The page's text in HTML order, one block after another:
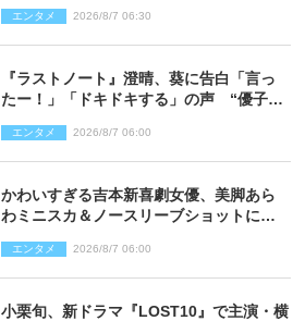
エンタメ 2026/8/7 06:30
『ラストノート』澄晴、葵に告白「言っ
たー！」「ドキドキする」の声 “優子劇
エンタメ 2026/8/7 06:00
かわいすぎる吉本新喜劇女優、美脚あら
わミニスカ＆ノースリーブショットに反
エンタメ 2026/8/7 06:00
小栗旬、新ドラマ『LOST10』で主演・横